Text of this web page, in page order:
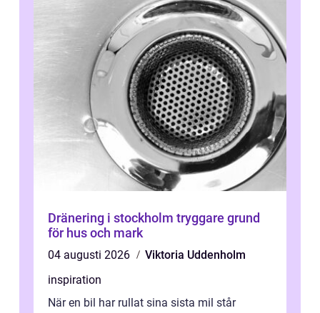
Dränering i stockholm tryggare grund
för hus och mark
04 augusti 2026
Viktoria Uddenholm
inspiration
När en bil har rullat sina sista mil står